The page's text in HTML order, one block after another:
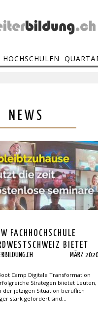
HOCHSCHULEN
NEWS
FACHHOCHSCHULE
BIETET
KURSE AN
MÄRZ
Camp Digitale Transformation
Strategen biietet Leuten,
der jetzigen Situation beruflich
stark gefordert sind...